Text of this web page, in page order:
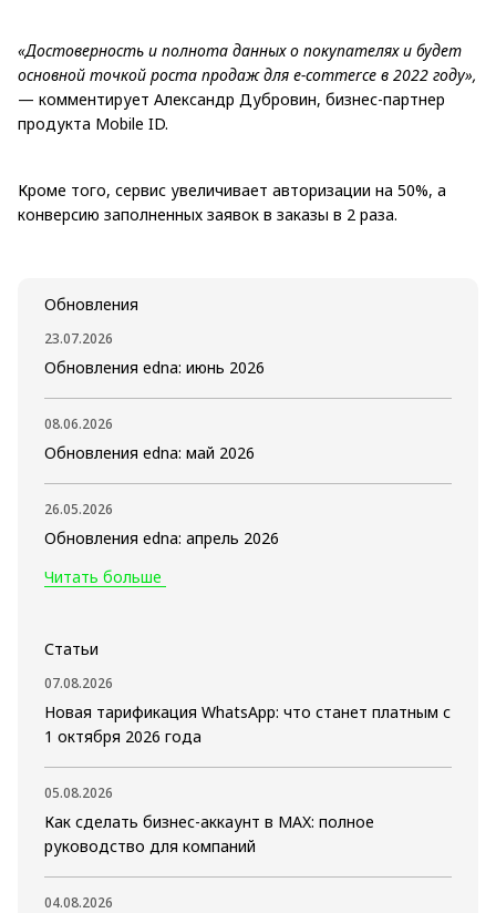
«Достоверность и полнота данных о покупателях и будет
основной точкой роста продаж для e-commerce в 2022 году»,
— комментирует Александр Дубровин, бизнес-партнер
продукта Mobile ID.
Кроме того, сервис увеличивает авторизации на 50%, а
конверсию заполненных заявок в заказы в 2 раза.
Обновления
23.07.2026
Обновления edna: июнь 2026
08.06.2026
Обновления edna: май 2026
26.05.2026
Обновления edna: апрель 2026
Читать больше
Статьи
07.08.2026
Новая тарификация WhatsApp: что станет платным с
1 октября 2026 года
05.08.2026
Как сделать бизнес-аккаунт в MAX: полное
руководство для компаний
04.08.2026